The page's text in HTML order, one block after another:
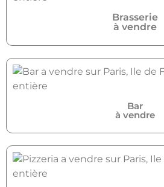
Brasserie
à vendre
Bar
à vendre